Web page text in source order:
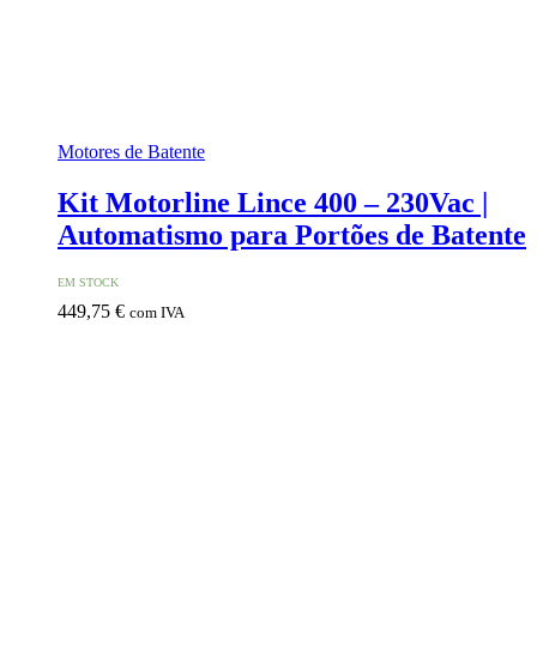
Motores de Batente
Kit Motorline Lince 400 – 230Vac |
Automatismo para Portões de Batente
EM STOCK
449,75 € com IVA